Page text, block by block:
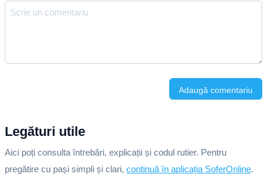
Adaugă comentariu
Legături utile
Aici poți consulta întrebări, explicații și codul rutier. Pentru
pregătire cu pași simpli și clari, continuă în aplicația SoferOnline.